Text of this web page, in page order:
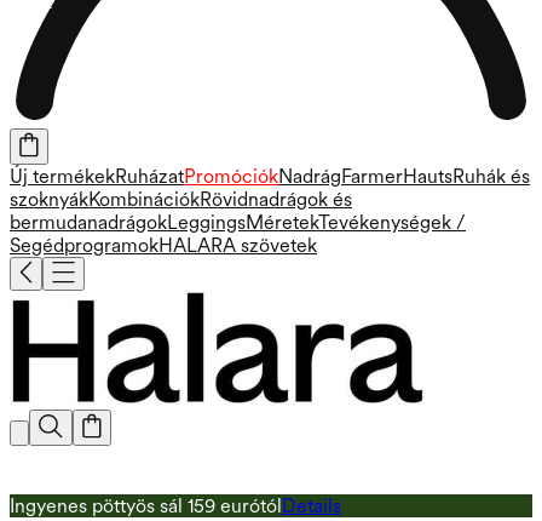
Új termékekRuházatPromóciókNadrág FarmerHautsRuhák és
szoknyákKombinációkRövidnadrágok és
bermudanadrágokLeggingsMéretekTevékenységek /
SegédprogramokHALARA szövetek
Ingyenes pöttyös sál 159 eurótól Details